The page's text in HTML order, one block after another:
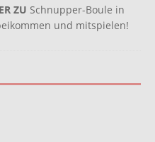
ZU Schnupper-Boule in
und mitspielen!